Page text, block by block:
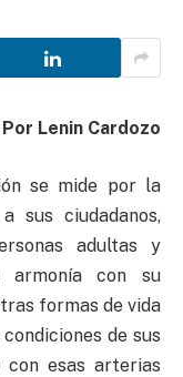
Por Lenin Cardozo
se mide por la
sus ciudadanos,
adultas y
armonía con su
formas de vida
de sus
esas arterias